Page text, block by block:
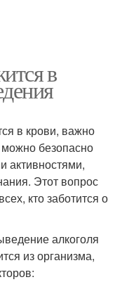
в
в крови, важно
безопасно
активностями,
Этот вопрос
кто заботится о
алкоголя
из организма,